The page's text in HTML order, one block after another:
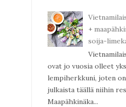
+
soija-
ovat jo vuosia olleet
lempiherkkuni, joten
julkaista täällä niihin
Maapähkinäka...